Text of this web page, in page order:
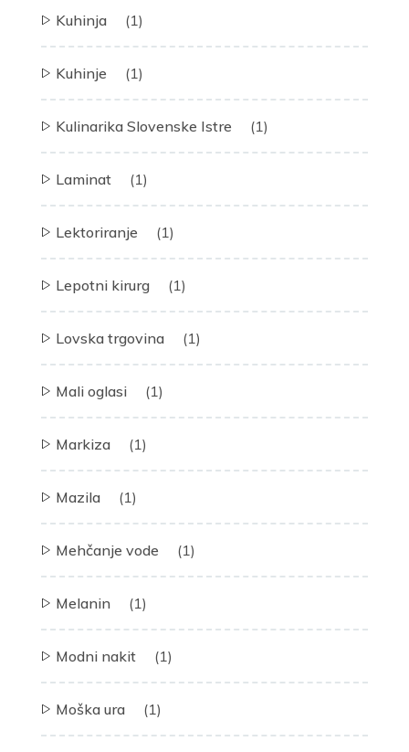
Kuhinja (1)
Kuhinje (1)
Kulinarika Slovenske Istre (1)
Laminat (1)
Lektoriranje (1)
Lepotni kirurg (1)
Lovska trgovina (1)
Mali oglasi (1)
Markiza (1)
Mazila (1)
Mehčanje vode (1)
Melanin (1)
Modni nakit (1)
Moška ura (1)